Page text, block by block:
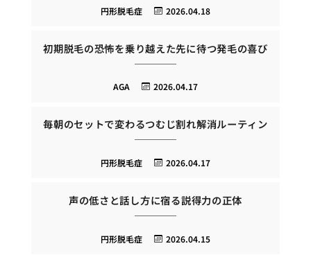
2026.04.18
円形脱毛症
初期脱毛の恐怖を乗り越えた先に待つ発毛の喜び
2026.04.17
AGA
毎朝のセットで変わるつむじ割れ解消ルーティン
2026.04.17
円形脱毛症
声の低さと話し方に宿る説得力の正体
2026.04.15
円形脱毛症